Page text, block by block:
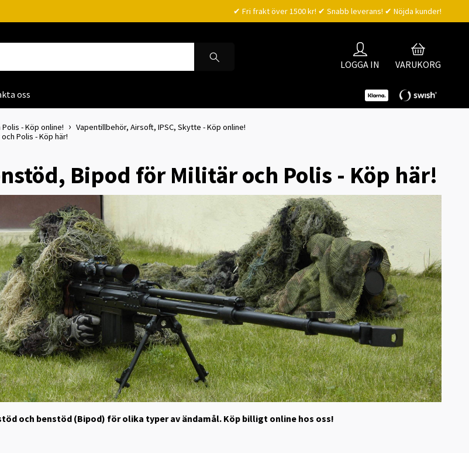
✔ Fri frakt över 1500 kr! ✔ Snabb leverans! ✔ Nöjda kunder!
LOGGA IN VARUKORG
oss
- Köp online!
Vapentillbehör, Airsoft, IPSC, Skytte - Köp online!
Polis - Köp här!
Bipod för Militär och Polis - Köp här!
och benstöd (Bipod) för olika typer av ändamål. Köp billigt online hos oss!